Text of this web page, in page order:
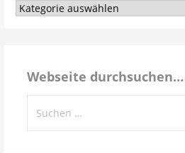
Aus
Webseite durchsuchen…
nach: